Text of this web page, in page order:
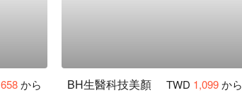
658から
BH生醫科技美顏 TWD 1,099から